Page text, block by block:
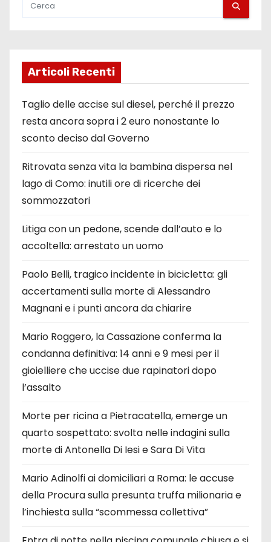
Articoli Recenti
Taglio delle accise sul diesel, perché il prezzo
resta ancora sopra i 2 euro nonostante lo
sconto deciso dal Governo
Ritrovata senza vita la bambina dispersa nel
lago di Como: inutili ore di ricerche dei
sommozzatori
Litiga con un pedone, scende dall’auto e lo
accoltella: arrestato un uomo
Paolo Belli, tragico incidente in bicicletta: gli
accertamenti sulla morte di Alessandro
Magnani e i punti ancora da chiarire
Mario Roggero, la Cassazione conferma la
condanna definitiva: 14 anni e 9 mesi per il
gioielliere che uccise due rapinatori dopo
l’assalto
Morte per ricina a Pietracatella, emerge un
quarto sospettato: svolta nelle indagini sulla
morte di Antonella Di Iesi e Sara Di Vita
Mario Adinolfi ai domiciliari a Roma: le accuse
della Procura sulla presunta truffa milionaria e
l’inchiesta sulla “scommessa collettiva”